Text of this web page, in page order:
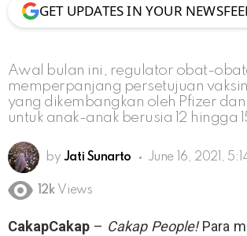
GET UPDATES IN YOUR
Awal bulan ini, regulator obat-
memperpanjang persetujuan
yang dikembangkan oleh Pfizer dan
untuk anak-anak berusia 12 hingga
by Jati Sunarto June 16, 2021,
12k Views
CakapCakap – Cakap People!Para